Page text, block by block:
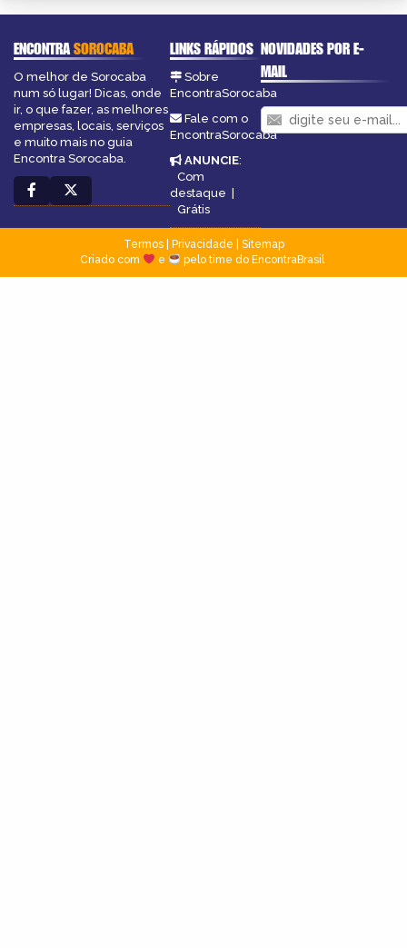
ENCONTRASOROCABA
O melhor de Sorocaba
num só lugar! Dicas, onde
ir, o que fazer, as melhores
empresas, locais, serviços
e muito mais no guia
Encontra Sorocaba.
LINKS RÁPIDOS
Sobre
EncontraSorocaba
Fale com o
EncontraSorocaba
ANUNCIE:
Com
destaque |
Grátis
NOVIDADES POR E-
MAIL
Termos| Privacidade
Sitemap
Criado com
e pelo time do EncontraBrasil